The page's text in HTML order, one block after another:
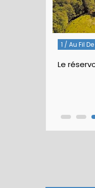
1 / Au Fil
Le